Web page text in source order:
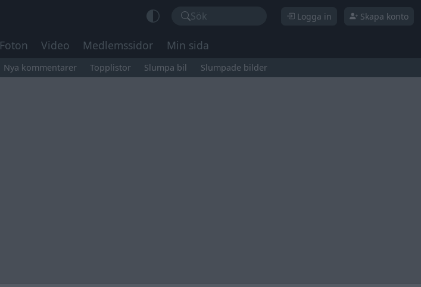
Sök Logga in Skapa konto
Foton Video Medlemssidor Min sida
Nya kommentarer Topplistor Slumpa bil Slumpade bilder